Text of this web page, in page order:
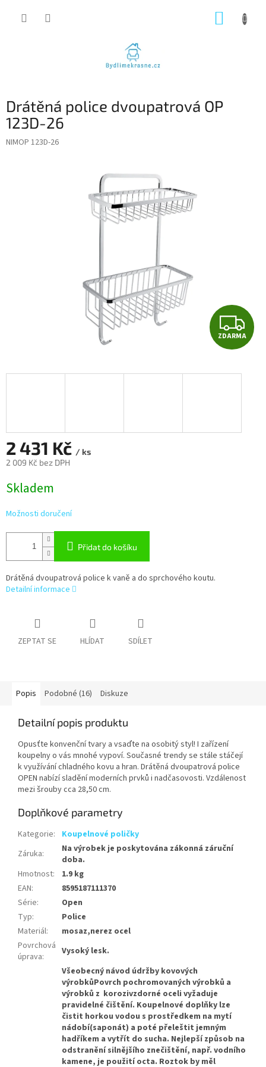
Drátěná police dvoupatrová OP
123D-26
NIMOP 123D-26
Z
D
ZDARMA
2 431 Kč / ks
2 009 Kč bez DPH
cena:
Skladem
Možnosti doručení
Přidat do košíku
Drátěná dvoupatrová police k vaně a do sprchového koutu.
Detailní informace
ZEPTAT SE HLÍDAT SDÍLET
Popis Podobné (16) Diskuze
Detailní popis produktu
Opusťte konvenční tvary a vsaďte na osobitý styl! I zařízení
koupelny o vás mnohé vypoví. Současné trendy se stále stáčejí
k využívání chladného kovu a hran. Drátěná dvoupatrová police
OPEN nabízí sladění moderních prvků i nadčasovosti. Vzdálenost
mezi šrouby cca 28,50 cm.
Doplňkové parametry
Kategorie:
Koupelnové poličky
Záruka:
Na výrobek je poskytována zákonná záruční
doba.
Hmotnost:
1.9 kg
EAN:
8595187111370
Série:
Open
Typ:
Police
Materiál:
mosaz,nerez ocel
Povrchová
úprava:
Vysoký lesk.
Všeobecný návod údržby kovových
výrobkůPovrch pochromovaných výrobků a
výrobků z korozivzdorné oceli vyžaduje
pravidelné čištění. Koupelnové doplňky lze
čistit horkou vodou s prostředkem na mytí
nádobí(saponát) a poté přeleštit jemným
hadříkem a vytřít do sucha. Nejlepší způsob na
odstranění silnějšího znečištění, např. vodního
kamene, je použití octa. Roztok by měl